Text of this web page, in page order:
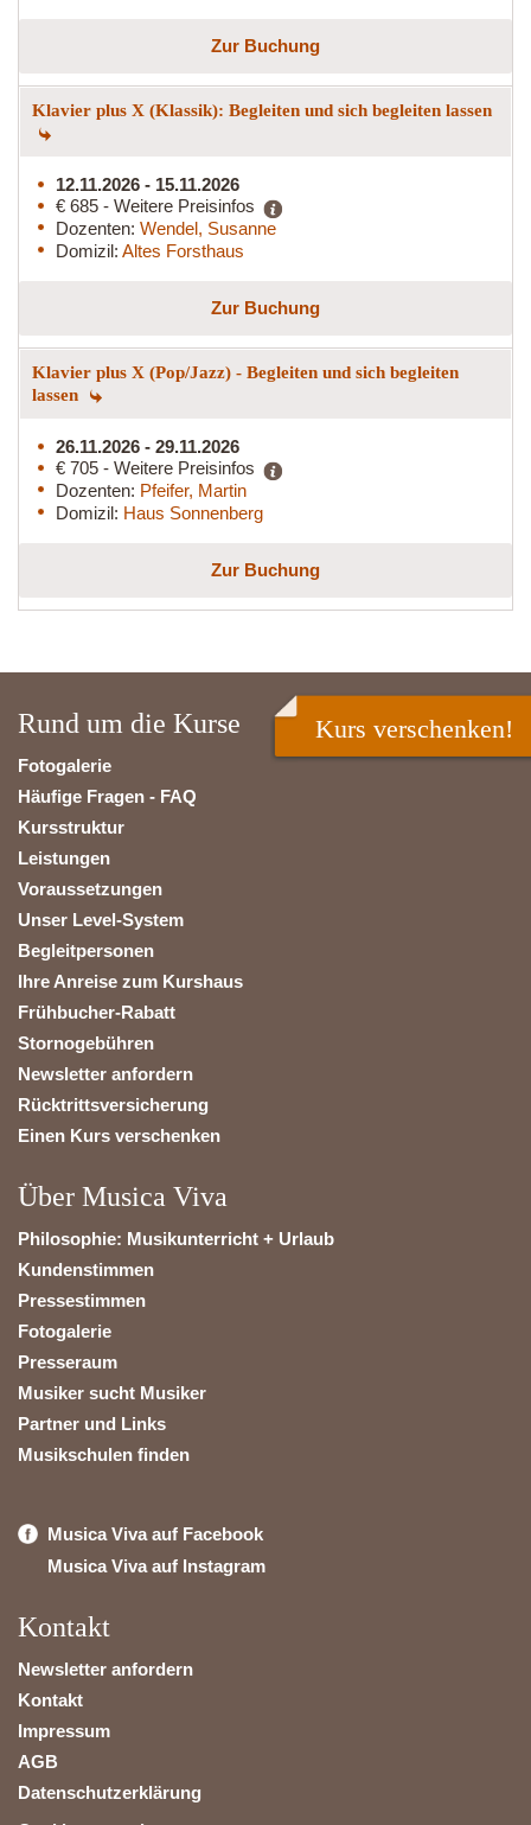
Zur Buchung
Klavier plus X (Klassik): Begleiten und sich begleiten lassen
12.11.2026 - 15.11.2026
€ 685 - Weitere Preisinfos
Dozenten: Wendel, Susanne
Domizil: Altes Forsthaus
Zur Buchung
Klavier plus X (Pop/Jazz) - Begleiten und sich begleiten
lassen
26.11.2026 - 29.11.2026
€ 705 - Weitere Preisinfos
Dozenten: Pfeifer, Martin
Domizil: Haus Sonnenberg
Zur Buchung
Rund um die Kurse
Fotogalerie
Häufige Fragen - FAQ
Kursstruktur
Leistungen
Voraussetzungen
Unser Level-System
Begleitpersonen
Ihre Anreise zum Kurshaus
Frühbucher-Rabatt
Stornogebühren
Newsletter anfordern
Rücktrittsversicherung
Einen Kurs verschenken
Über Musica Viva
Philosophie: Musikunterricht + Urlaub
Kundenstimmen
Pressestimmen
Fotogalerie
Presseraum
Musiker sucht Musiker
Partner und Links
Musikschulen finden
Musica Viva auf Facebook
Musica Viva auf Instagram
Kontakt
Newsletter anfordern
Kontakt
Impressum
AGB
Datenschutzerklärung
Kurs verschenken!